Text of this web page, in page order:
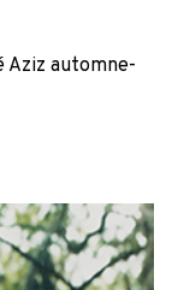
Aziz automne-